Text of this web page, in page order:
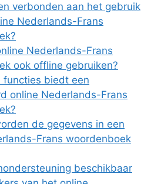
verbonden aan het gebruik
Nederlands-Frans
Nederlands-Frans
ook offline gebruiken?
functies biedt een
online Nederlands-Frans
de gegevens in een
Frans woordenboek
beschikbaar